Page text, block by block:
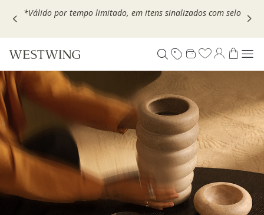
Escolha seu VOUCHER e ganhe até 30% OFF*: useMOVEL30,